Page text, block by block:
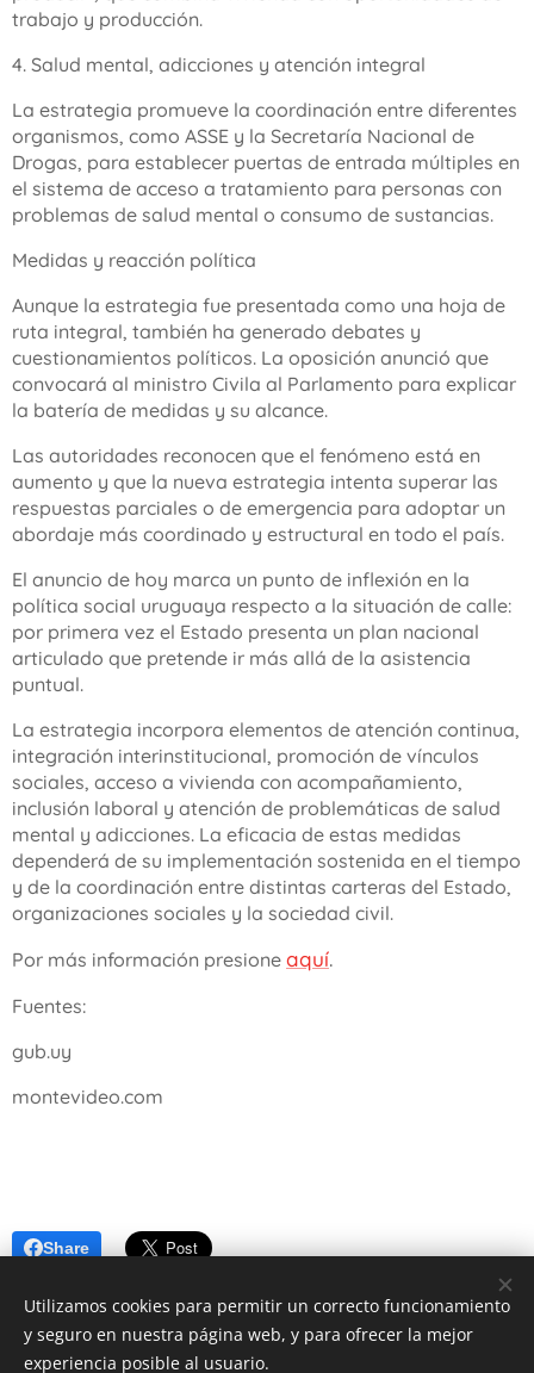
trabajo y producción.
4. Salud mental, adicciones y atención integral
La estrategia promueve la coordinación entre diferentes
organismos, como ASSE y la Secretaría Nacional de
Drogas, para establecer puertas de entrada múltiples en
el sistema de acceso a tratamiento para personas con
problemas de salud mental o consumo de sustancias.
Medidas y reacción política
Aunque la estrategia fue presentada como una hoja de
ruta integral, también ha generado debates y
cuestionamientos políticos. La oposición anunció que
convocará al ministro Civila al Parlamento para explicar
la batería de medidas y su alcance.
Las autoridades reconocen que el fenómeno está en
aumento y que la nueva estrategia intenta superar las
respuestas parciales o de emergencia para adoptar un
abordaje más coordinado y estructural en todo el país.
El anuncio de hoy marca un punto de inflexión en la
política social uruguaya respecto a la situación de calle:
por primera vez el Estado presenta un plan nacional
articulado que pretende ir más allá de la asistencia
puntual.
La estrategia incorpora elementos de atención continua,
integración interinstitucional, promoción de vínculos
sociales, acceso a vivienda con acompañamiento,
inclusión laboral y atención de problemáticas de salud
mental y adicciones. La eficacia de estas medidas
dependerá de su implementación sostenida en el tiempo
y de la coordinación entre distintas carteras del Estado,
organizaciones sociales y la sociedad civil.
Por más información presione aquí.
Fuentes:
gub.uy
montevideo.com
Share
Utilizamos cookies para permitir un correcto funcionamiento
y seguro en nuestra página web, y para ofrecer la mejor
experiencia posible al usuario.